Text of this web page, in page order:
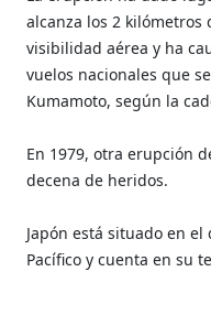
alcanza los 2 kilómetros
visibilidad aérea y ha
vuelos nacionales que
Kumamoto, según la
En 1979, otra erupción
decena de heridos.
Japón está situado en
Pacífico y cuenta en su